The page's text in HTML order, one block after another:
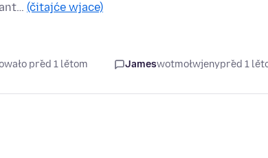
(čitajće wjace)
před 1 lětom Jameswotmołwjenypřed 1